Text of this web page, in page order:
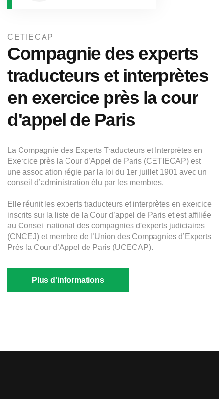
CETIECAP
Compagnie des experts
traducteurs et interprètes
en exercice près la cour
d'appel de Paris
La Compagnie des Experts Traducteurs et Interprètes en
Exercice près la Cour d’Appel de Paris (CETIECAP) est
une association régie par la loi du 1er juillet 1901 avec un
conseil d’administration élu par les membres.
Elle réunit les experts traducteurs et interprètes en exercice
inscrits sur la liste de la Cour d’appel de Paris et est affiliée
au Conseil national des compagnies d'experts judiciaires
(CNCEJ) et membre de l’Union des Compagnies d’Experts
Près la Cour d’Appel de Paris (UCECAP).
Plus d'informations